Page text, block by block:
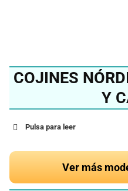
COJINES
Y
Pulsa para leer
Ver más